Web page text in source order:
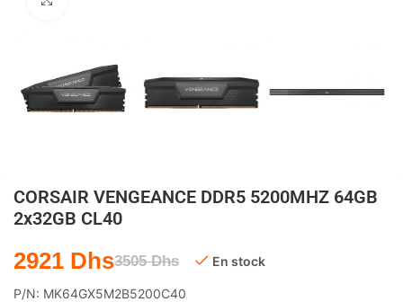
CORSAIR VENGEANCE DDR5 5200MHZ 64GB
2x32GB CL40
3505Dhs
2921 Dhs En stock
P/N: MK64GX5M2B5200C40